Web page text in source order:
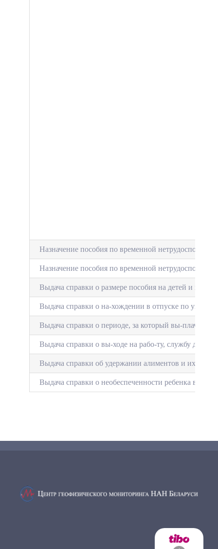
Назначение пособия по временной
Назначение пособия по временной
Выдача справки о размере пособия на детей и
Выдача справки о на-хож­дении в отпуске по уходу
Выдача справки о периоде, за который вы-плачено
Выдача справки о вы-ходе на рабо-ту, службу до
Выдача справки об удержании алиментов и их
Выдача справки о необеспеченности ребенка в